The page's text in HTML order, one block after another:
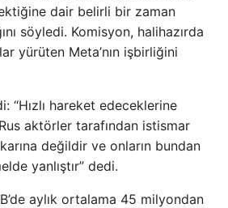
dair belirli bir zaman
söyledi. Komisyon, halihazırda
yürüten Meta’nın işbirliğini
“Hızlı hareket edeceklerine
aktörler tarafından istismar
değildir ve onların bundan
yanlıştır” dedi.
aylık ortalama 45 milyondan